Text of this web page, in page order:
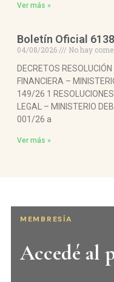
Ver más »
Boletín Oficial 6138
04/08/2026
No hay
DECRETOS
FINANCIERA –
149/26 1
LEGAL – MINISTERIO
001/26 a
Ver más »
MEMBRESÍA
Accedé al